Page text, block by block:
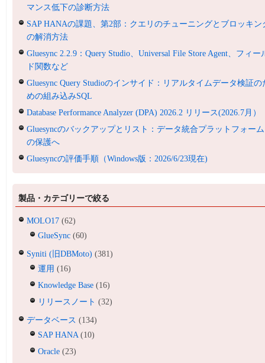
マンス低下の診断方法
SAP HANAの課題、第2部：クエリのチューニングとブロッキン
の解消方法
Gluesync 2.2.9：Query Studio、Universal File Store Agent、フィー
ド関数など
Gluesync Query Studioのインサイド：リアルタイムデータ検証の
めの組み込みSQL
Database Performance Analyzer (DPA) 2026.2 リリース(2026.7月）
Gluesyncのバックアップとリスト：データ統合プラットフォーム
の保護へ
Gluesyncの評価手順（Windows版：2026/6/23現在)
製品・カテゴリーで絞る
MOLO17 (62)
GlueSync (60)
Syniti (旧DBMoto) (381)
運用 (16)
Knowledge Base (16)
リリースノート (32)
データベース (134)
SAP HANA(10)
Oracle (23)